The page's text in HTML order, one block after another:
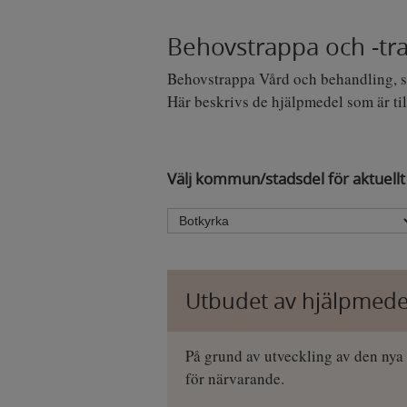
Typ av
länken
NSC_#
Behovstrappa och -
Behovstrappa Vård och behandling,
Här beskrivs de hjälpmedel som är
Välj kommun/stadsdel för
Utbudet av
På grund av utveckling av den
för närvarande.